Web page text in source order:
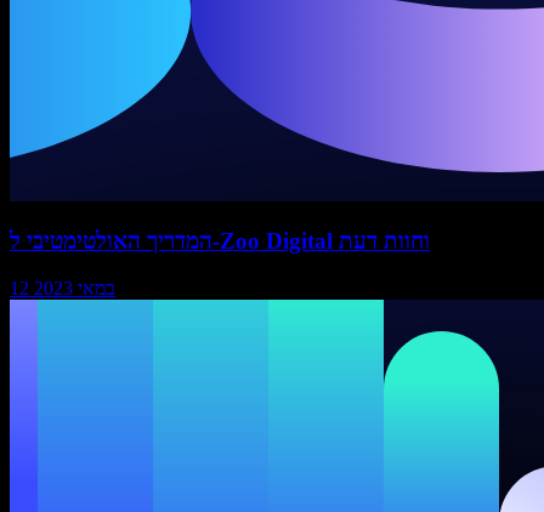
המדריך האולטימטיבי ל-Zoo Digital וחוות דעת
12 במאי 2023